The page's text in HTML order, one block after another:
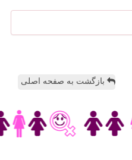
بازگشت به صفحه اصلی